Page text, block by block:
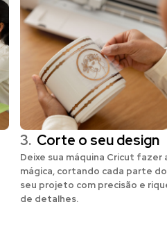
3. Corte o seu design
Deixe sua máquina Cricut fazer
mágica, cortando cada parte do
seu projeto com precisão e
de detalhes.